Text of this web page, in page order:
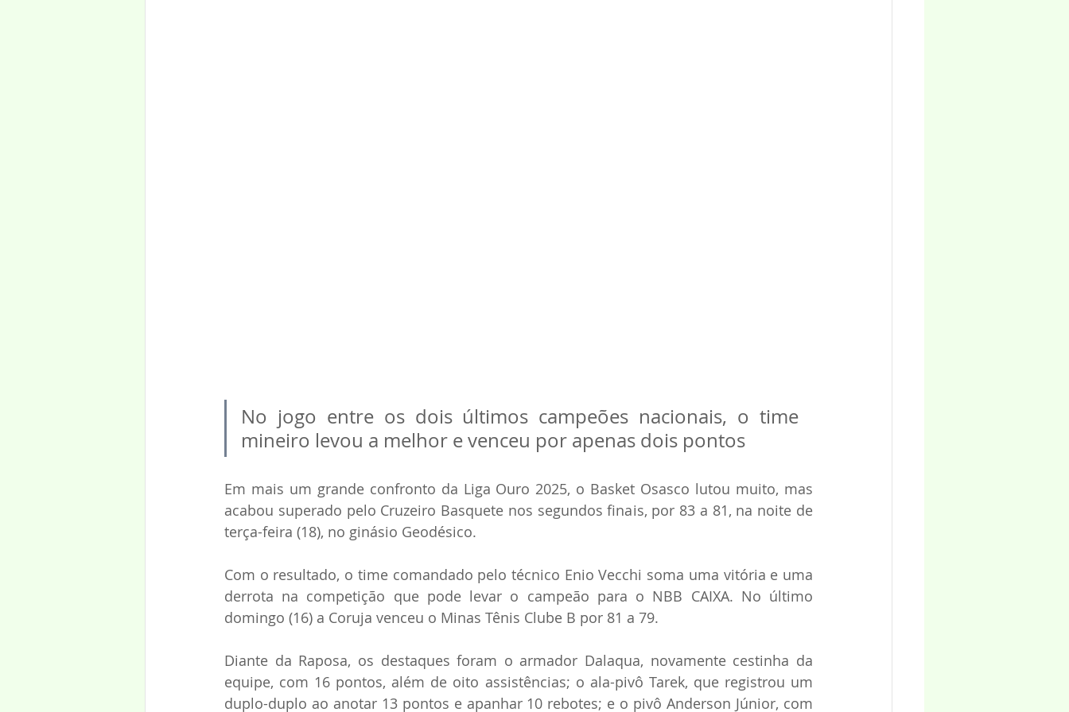
No jogo entre os dois últimos campeões nacionais, o time
mineiro levou a melhor e venceu por apenas dois pontos
Em mais um grande confronto da Liga Ouro 2025, o Basket Osasco lutou muito, mas
acabou superado pelo Cruzeiro Basquete nos segundos finais, por 83 a 81, na noite de
terça-feira (18), no ginásio Geodésico.
Com o resultado, o time comandado pelo técnico Enio Vecchi soma uma vitória e uma
derrota na competição que pode levar o campeão para o NBB CAIXA. No último
domingo (16) a Coruja venceu o Minas Tênis Clube B por 81 a 79.
Diante da Raposa, os destaques foram o armador Dalaqua, novamente cestinha da
equipe, com 16 pontos, além de oito assistências; o ala-pivô Tarek, que registrou um
duplo-duplo ao anotar 13 pontos e apanhar 10 rebotes; e o pivô Anderson Júnior, com